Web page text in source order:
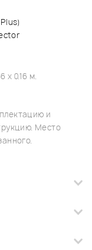
x 0.16 м.
и
Место
и получите